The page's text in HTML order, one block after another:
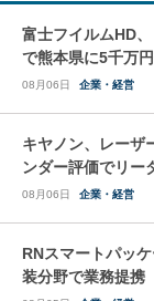
富士フイルムHD
で熊本県に5千万
08月06日 企業・経営
キヤノン、レーザ
ンダー評価でリー
08月06日 企業・経営
RNスマートパッ
装分野で業務提携